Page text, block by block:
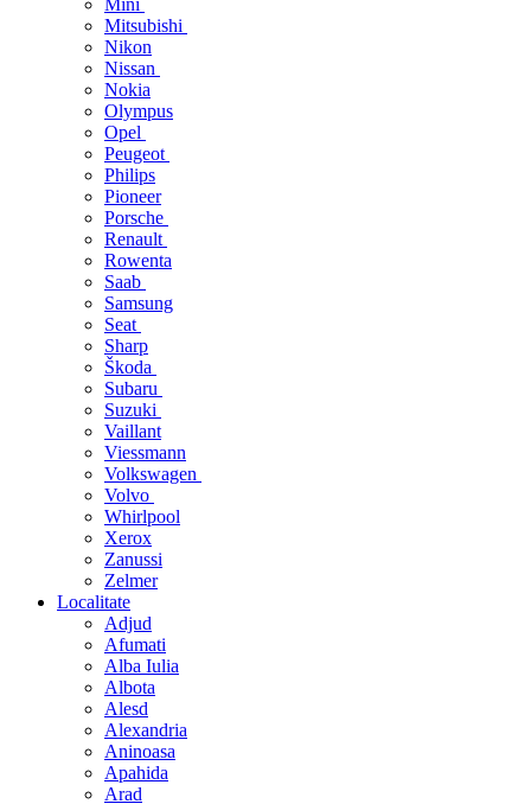
Mini
Mitsubishi
Nikon
Nissan
Nokia
Olympus
Opel
Peugeot
Philips
Pioneer
Porsche
Renault
Rowenta
Saab
Samsung
Seat
Sharp
Škoda
Subaru
Suzuki
Vaillant
Viessmann
Volkswagen
Volvo
Whirlpool
Xerox
Zanussi
Zelmer
Localitate
Adjud
Afumati
Alba Iulia
Albota
Alesd
Alexandria
Aninoasa
Apahida
Arad